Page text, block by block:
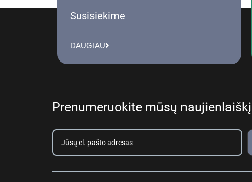
Susisiekime
DAUGIAU
Prenumeruokite mūsų naujienlaiškį